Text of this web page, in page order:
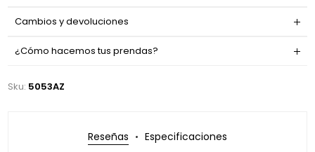
Cambios y devoluciones
¿Cómo hacemos tus prendas?
Sku: 5053AZ
Reseñas Especificaciones